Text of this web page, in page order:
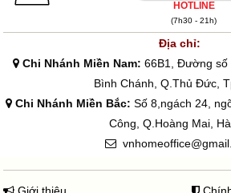
HOTLINE
(7h30 - 21h)
Địa chỉ:
Chi Nhánh Miền Nam: 66B1, Đường số
Bình Chánh, Q.Thủ Đức,
Chi Nhánh Miền Bắc: Số 8,ngách 24,
Công, Q.Hoàng Mai,